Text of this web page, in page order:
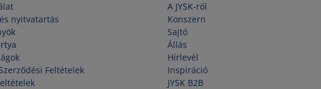
nyitvatartás
Feltételek
A JYSK-ről
Konszern
Sajtó
Állás
Hírlevél
Inspiráció
JYSK B2B